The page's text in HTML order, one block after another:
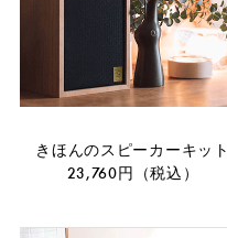
きほんのスピーカーキット
23,760円（税込）